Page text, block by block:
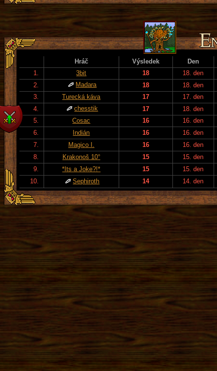
Hráč Výsledek
Den
1.
3bit 18
18. den
2.
Madara 18
18. den
3.
Turecká káva 17
17. den
4.
chesstik 17
18. den
5.
Cosac 16
16. den
6.
Indián 16
16. den
7.
Magico I. 16
16. den
8.
Krakonoš 10° 15
15. den
9.
*Its a Joke?!* 15
15. den
10.
Sephiroth 14 14. den